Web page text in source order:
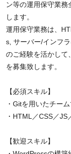
ン等の運用保守業
します。
運用保守業務は、
s, サーバー/インフ
のご経験を活かして
を募集致します。
【必須スキル】
・Gitを用いたチー
・HTML／CSS／
【歓迎スキル】